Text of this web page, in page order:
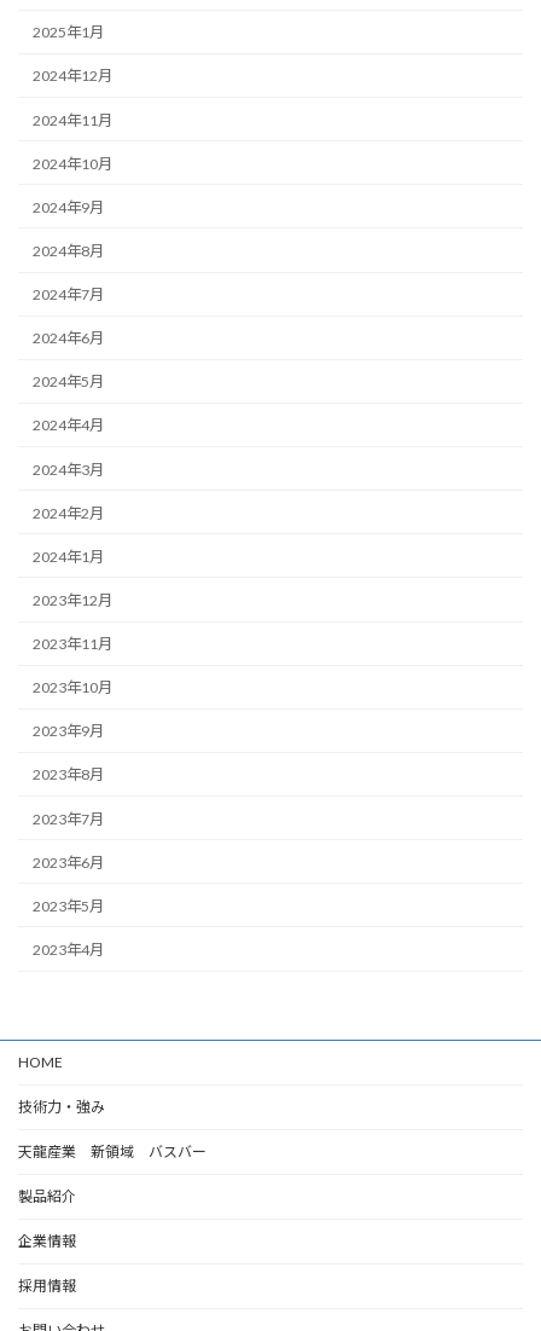
2025年1月
2024年12月
2024年11月
2024年10月
2024年9月
2024年8月
2024年7月
2024年6月
2024年5月
2024年4月
2024年3月
2024年2月
2024年1月
2023年12月
2023年11月
2023年10月
2023年9月
2023年8月
2023年7月
2023年6月
2023年5月
2023年4月
HOME
技術力・強み
天龍産業 新領域 バスバー
製品紹介
企業情報
採用情報